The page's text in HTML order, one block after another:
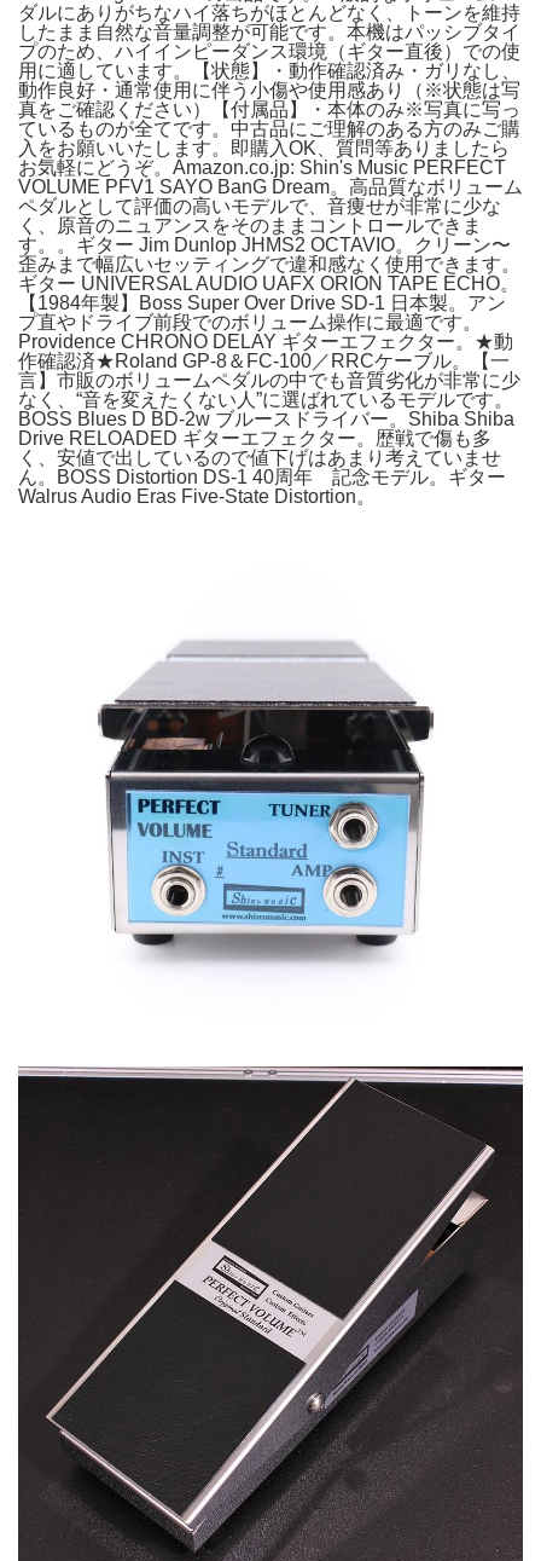
ダルにありがちなハイ落ちがほとんどなく、トーンを維持
したまま自然な音量調整が可能です。本機はパッシブタイ
プのため、ハイインピーダンス環境（ギター直後）での使
用に適しています。【状態】・動作確認済み・ガリなし、
動作良好・通常使用に伴う小傷や使用感あり（※状態は写
真をご確認ください）【付属品】・本体のみ※写真に写っ
ているものが全てです。中古品にご理解のある方のみご購
入をお願いいたします。即購入OK、質問等ありましたら
お気軽にどうぞ。Amazon.co.jp: Shin's Music PERFECT
VOLUME PFV1 SAYO BanG Dream。高品質なボリューム
ペダルとして評価の高いモデルで、音痩せが非常に少な
く、原音のニュアンスをそのままコントロールできま
す。。ギター Jim Dunlop JHMS2 OCTAVIO。クリーン〜
歪みまで幅広いセッティングで違和感なく使用できます。
ギター UNIVERSAL AUDIO UAFX ORION TAPE ECHO。
【1984年製】Boss Super Over Drive SD-1 日本製。アン
プ直やドライブ前段でのボリューム操作に最適です。
Providence CHRONO DELAY ギターエフェクター。★動
作確認済★Roland GP-8＆FC-100／RRCケーブル。【一
言】市販のボリュームペダルの中でも音質劣化が非常に少
なく、“音を変えたくない人”に選ばれているモデルです。
BOSS Blues D BD-2w ブルースドライバー。Shiba Shiba
Drive RELOADED ギターエフェクター。歴戦で傷も多
く、安値で出しているので値下げはあまり考えていませ
ん。BOSS Distortion DS-1 40周年 記念モデル。ギター
Walrus Audio Eras Five-State Distortion。